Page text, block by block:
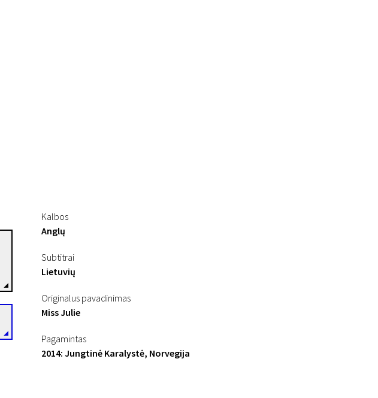
Kalbos
Anglų
Subtitrai
Lietuvių
Originalus pavadinimas
Miss Julie
Pagamintas
2014: Jungtinė Karalystė, Norvegija